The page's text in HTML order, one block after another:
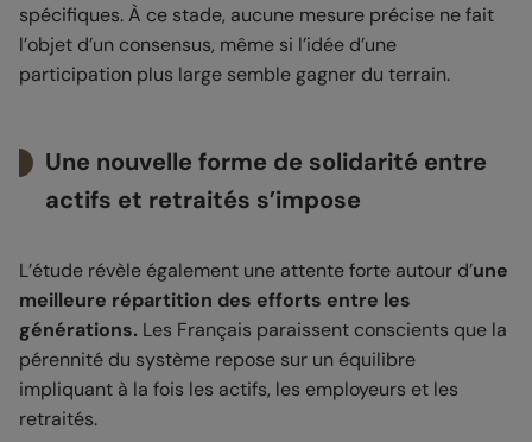
spécifiques. À ce stade, aucune mesure précise ne fait
l’objet d’un consensus, même si l’idée d’une
participation plus large semble gagner du terrain.
Une nouvelle forme de solidarité entre
actifs et retraités s’impose
L’étude révèle également une attente forte autour d’une
meilleure répartition des efforts entre les
générations. Les Français paraissent conscients que la
pérennité du système repose sur un équilibre
impliquant à la fois les actifs, les employeurs et les
retraités.